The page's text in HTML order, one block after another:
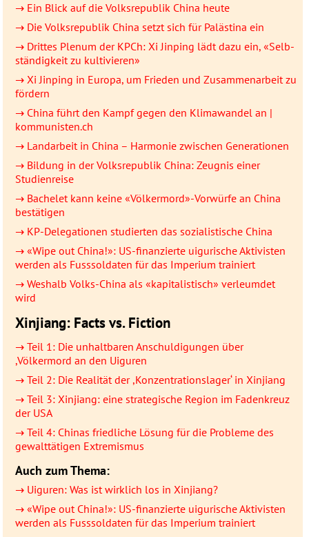
→ Ein Blick auf die Volksrepublik China heute
→ Die Volksrepublik China setzt sich für Palästina ein
→ Drittes Plenum der KPCh: Xi Jinping lädt dazu ein, «Selb­
stän­dig­keit zu kultivieren»
→ Xi Jinping in Europa, um Frieden und Zusammen­arbeit zu
fördern
→ China führt den Kampf gegen den Klimawandel an |
kommunisten.ch
→ Landarbeit in China – Harmonie zwischen Generationen
→ Bildung in der Volksrepublik China: Zeugnis einer
Studienreise
→ Bachelet kann keine «Völkermord»-Vorwürfe an China
bestätigen
→ KP-Delegationen studierten das sozialistische China
→ «Wipe out China!»: US-finanzierte uigurische Aktivisten
werden als Fusssoldaten für das Imperium trainiert
→ Weshalb Volks-China als «kapitalistisch» verleumdet
wird
Xinjiang: Facts vs. Fiction
→ Teil 1: Die unhaltbaren Anschuldigungen über
,Völkermord an den Uiguren
→ Teil 2: Die Realität der ,Konzentrationslager‘ in Xinjiang
→ Teil 3: Xinjiang: eine strategische Region im Fadenkreuz
der USA
→ Teil 4: Chinas friedliche Lösung für die Probleme des
gewalttätigen Extremismus
Auch zum Thema:
→ Uiguren: Was ist wirklich los in Xinjiang?
→ «Wipe out China!»: US-finanzierte uigurische Aktivisten
werden als Fusssoldaten für das Imperium trainiert